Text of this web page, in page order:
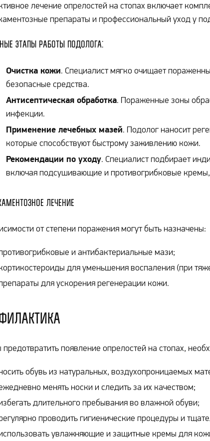
лечение опрелостей на стопах включает
препараты и профессиональный уход у
этапы работы подолога:
Очистка кожи. Специалист мягко очищает
безопасные средства.
Антисептическая обработка. Пораженные зоны
инфекции.
Применение лечебных мазей. Подолог наносит
которые способствуют быстрому заживлению кожи.
Рекомендации по уходу. Специалист подбирает
включая подсушивающие и противогрибковые
лечение
от степени поражения могут быть назначены:
и антибактериальные мази;
для уменьшения воспаления (при
для ускорения регенерации кожи.
предотвратить появление опрелостей на стопах,
обувь из натуральных, воздухопроницаемых
менять носки и следить за их качеством;
длительного пребывания во влажной обуви;
проводить гигиенические процедуры и
увлажняющие и защитные кремы для